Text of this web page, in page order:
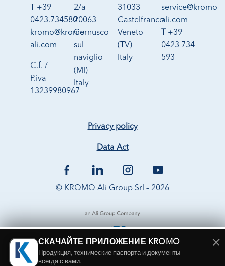
T +39
0423.734580
kromo@kromo-
ali.com
C.f. /
P.iva
13239980967
2/a
20063
Cernusco
sul
naviglio
(MI)
Italy
31033
Castelfranco
Veneto
(TV)
Italy
service@kromo-
ali.com
T +39
0423 734
593
Privacy policy
Data Act
© KROMO Ali Group Srl – 2026
СКАЧАЙТЕ ПРИЛОЖЕНИЕ KROMO
Продукция, технические паспорта и документы
всегда с вами.
×